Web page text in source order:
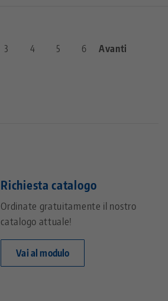
Page
3 Page
4 Page
5 Page
6
Next
Avanti
Richiesta catalogo
Ordinate gratuitamente il nostro
catalogo attuale!
Vai al modulo